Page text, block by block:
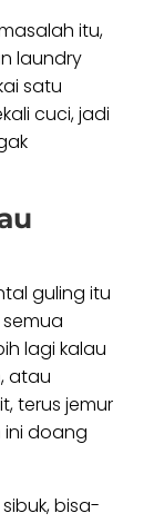
itu,
laundry
satu
cuci, jadi
guling itu
lagi kalau
atau
terus jemur
ini doang
bisa-